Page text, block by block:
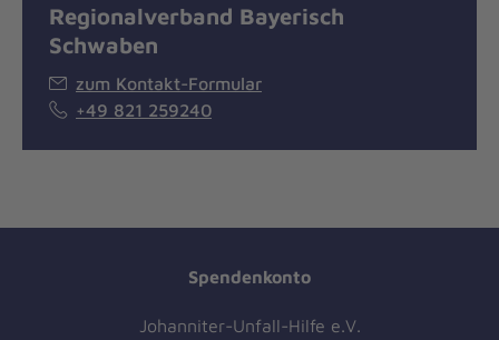
Regionalverband Bayerisch
Schwaben
zum Kontakt-Formular
+49 821 259240
Spendenkonto
Johanniter-Unfall-Hilfe e.V.